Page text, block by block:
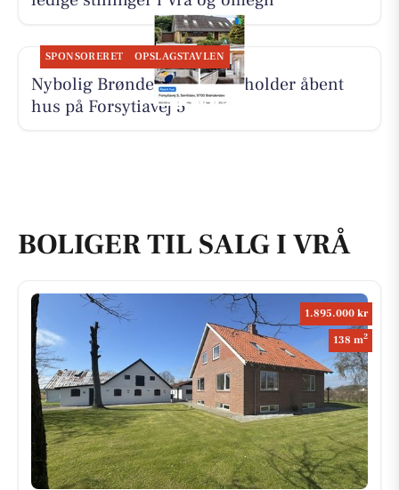
SPONSORERET OPSLAGSTAVLEN
Nybolig Brønderslev & Vrå holder åbent
hus på Forsytiavej 5
BOLIGER TIL SALG I VRÅ
1.895.000 kr
138 m2